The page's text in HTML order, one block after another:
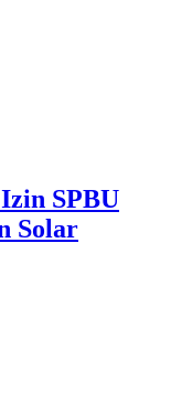
SPBU
Solar